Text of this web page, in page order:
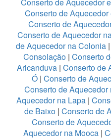
Conserto de
Conserto de
Conserto de Aquecedor
de Aquecedor na Colonia|
Consolação | Conserto
Aricanduva| Conserto de
Ó| Conserto de
Conserto de Aquecedor
Aquecedor na Lapa|
de Baixo | Conserto de
Conserto de
Aquecedor na Mooca|